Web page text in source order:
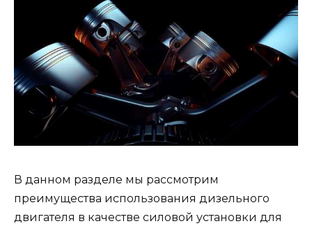
В данном разделе мы рассмотрим
преимущества использования дизельного
двигателя в качестве силовой установки для